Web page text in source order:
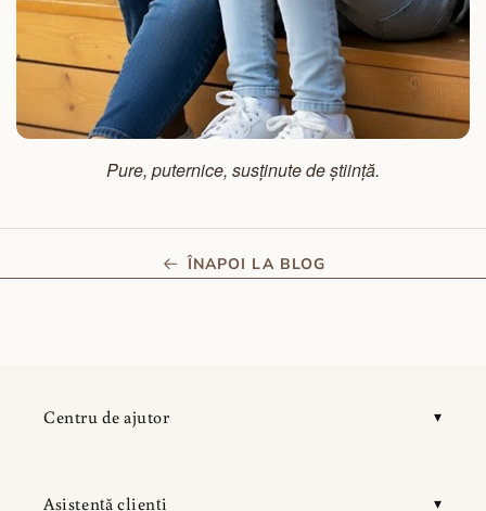
Pure, puternice, susținute de știință.
ÎNAPOI LA BLOG
Centru de ajutor
Asistență clienți